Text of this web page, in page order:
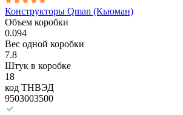
Конструкторы Qman (Кьюман)
Объем коробки
0.094
Вес одной коробки
7.8
Штук в коробке
18
код ТНВЭД
9503003500